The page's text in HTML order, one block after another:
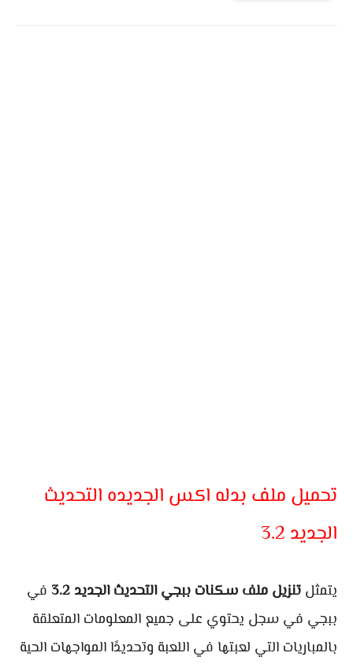
تحميل ملف بدله اكس الجديده التحديث
الجديد 3.2
يتمثل تنزيل ملف سكنات ببجي التحديث الجديد 3.2
في
ببجي في سجل يحتوي على جميع المعلومات المتعلقة
بالمباريات التي لعبتها في اللعبة وتحديدًا المواجهات الحية